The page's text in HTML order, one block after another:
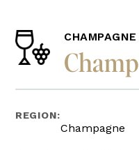
REGION:
Champagne